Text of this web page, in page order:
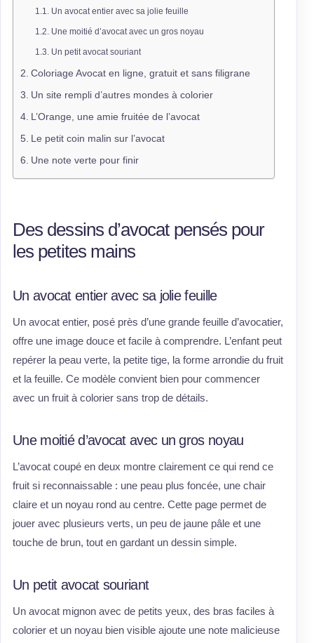
Un avocat entier avec sa jolie feuille
Une moitié d’avocat avec un gros noyau
Un petit avocat souriant
Coloriage Avocat en ligne, gratuit et sans filigrane
Un site rempli d’autres mondes à colorier
L’Orange, une amie fruitée de l’avocat
Le petit coin malin sur l’avocat
Une note verte pour finir
Des dessins d’avocat pensés pour
les petites mains
Un avocat entier avec sa jolie feuille
Un avocat entier, posé près d’une grande feuille d’avocatier,
offre une image douce et facile à comprendre. L’enfant peut
repérer la peau verte, la petite tige, la forme arrondie du fruit
et la feuille. Ce modèle convient bien pour commencer
avec un fruit à colorier sans trop de détails.
Une moitié d’avocat avec un gros noyau
L’avocat coupé en deux montre clairement ce qui rend ce
fruit si reconnaissable : une peau plus foncée, une chair
claire et un noyau rond au centre. Cette page permet de
jouer avec plusieurs verts, un peu de jaune pâle et une
touche de brun, tout en gardant un dessin simple.
Un petit avocat souriant
Un avocat mignon avec de petits yeux, des bras faciles à
colorier et un noyau bien visible ajoute une note malicieuse